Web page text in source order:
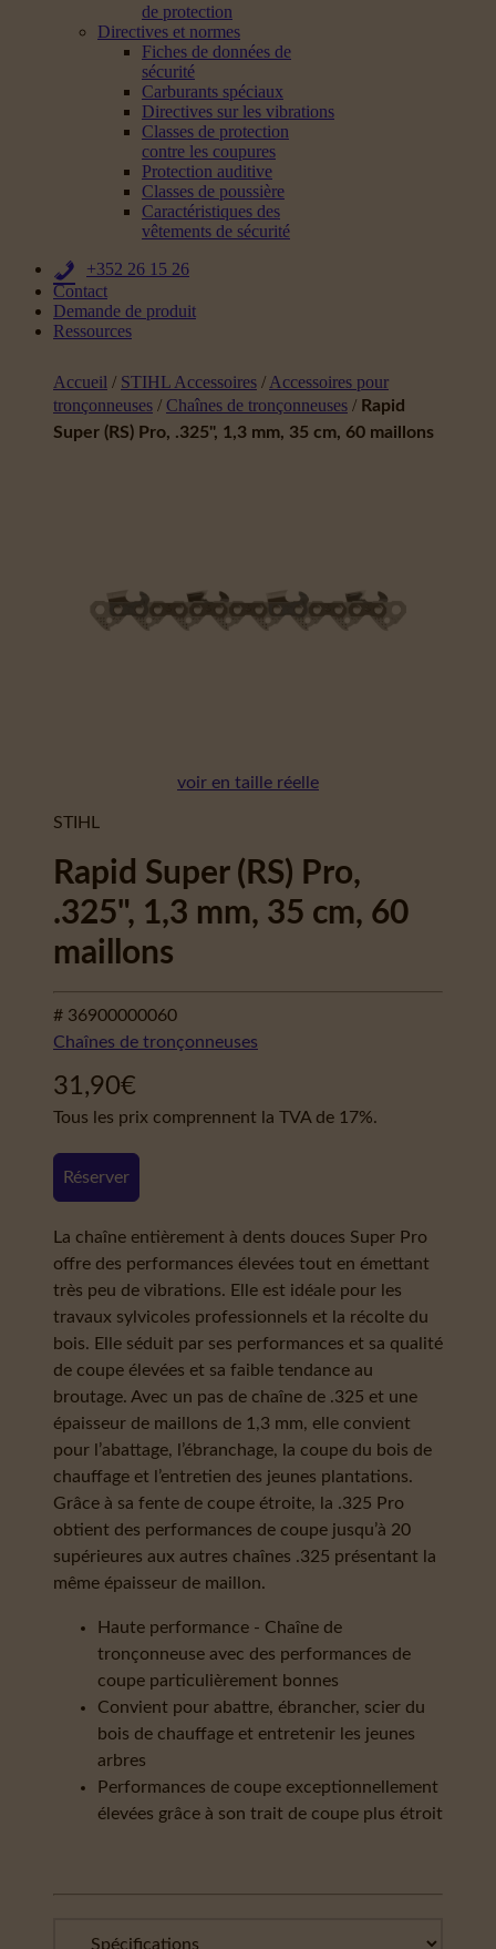
de protection
Directives et normes
Fiches de données de
sécurité
Carburants spéciaux
Directives sur les vibrations
Classes de protection
contre les coupures
Protection auditive
Classes de poussière
Caractéristiques des
vêtements de sécurité
+352 26 15 26
Contact
Demande de produit
Ressources
Accueil / STIHL Accessoires / Accessoires pour
tronçonneuses / Chaînes de tronçonneuses / Rapid
Super (RS) Pro, .325", 1,3 mm, 35 cm, 60 maillons
voir en taille réelle
STIHL
Rapid Super (RS) Pro,
.325", 1,3 mm, 35 cm, 60
maillons
# 36900000060
Chaînes de tronçonneuses
31,90€
Tous les prix comprennent la TVA de 17%.
Réserver
La chaîne entièrement à dents douces Super Pro
offre des performances élevées tout en émettant
très peu de vibrations. Elle est idéale pour les
travaux sylvicoles professionnels et la récolte du
bois. Elle séduit par ses performances et sa qualité
de coupe élevées et sa faible tendance au
broutage. Avec un pas de chaîne de .325 et une
épaisseur de maillons de 1,3 mm, elle convient
pour l’abattage, l’ébranchage, la coupe du bois de
chauffage et l’entretien des jeunes plantations.
Grâce à sa fente de coupe étroite, la .325 Pro
obtient des performances de coupe jusqu’à 20
supérieures aux autres chaînes .325 présentant la
même épaisseur de maillon.
Haute performance - Chaîne de
tronçonneuse avec des performances de
coupe particulièrement bonnes
Convient pour abattre, ébrancher, scier du
bois de chauffage et entretenir les jeunes
arbres
Performances de coupe exceptionnellement
élevées grâce à son trait de coupe plus étroit